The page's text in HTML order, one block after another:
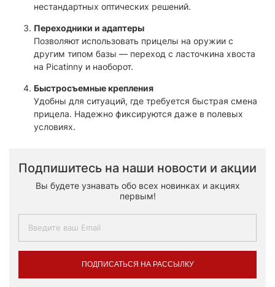
нестандартных оптических решений.
Переходники и адаптеры
Позволяют использовать прицелы на оружии с
другим типом базы — переход с ласточкина хвоста
на Picatinny и наоборот.
Быстросъемные крепления
Удобны для ситуаций, где требуется быстрая смена
прицела. Надежно фиксируются даже в полевых
условиях.
Подпишитесь на наши новости и акции
Вы будете узнавать обо всех новинках и акциях
первым!
ПОДПИСАТЬСЯ НА РАССЫЛКУ